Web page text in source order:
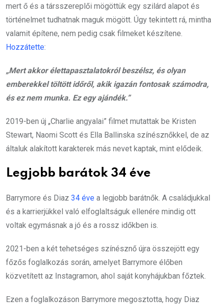
mert ő és a társszereplői mögöttük egy szilárd alapot és
történelmet tudhatnak maguk mögött. Úgy tekintett rá, mintha
valamit építene, nem pedig csak filmeket készítene.
Hozzátette:
„Mert akkor élettapasztalatokról beszélsz, és olyan
emberekkel töltött időről, akik igazán fontosak számodra,
és ez nem munka. Ez egy ajándék.”
2019-ben új „Charlie angyalai” filmet mutattak be Kristen
Stewart, Naomi Scott és Ella Ballinska színésznőkkel, de az
általuk alakított karakterek más nevet kaptak, mint elődeik.
Legjobb barátok 34 éve
Barrymore és Diaz 34 éve a legjobb barátnők. A családjukkal
és a karrierjükkel való elfoglaltságuk ellenére mindig ott
voltak egymásnak a jó és a rossz időkben is.
2021-ben a két tehetséges színésznő újra összejött egy
főzős foglalkozás során, amelyet Barrymore élőben
közvetített az Instagramon, ahol saját konyhájukban főztek.
Ezen a foglalkozáson Barrymore megosztotta, hogy Diaz